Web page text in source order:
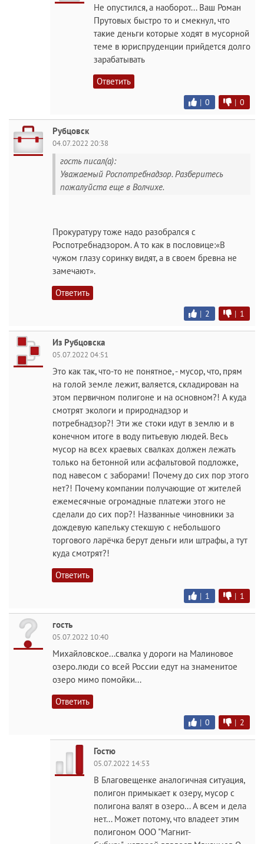
Не опустился, а наоборот... Ваш Роман
Прутовых быстро то и смекнул, что
такие деньги которые ходят в мусорной
теме в юриспруденции прийдется долго
зарабатывать
Ответить
| 0 | 0
Рубцовск
04.07.2022 20:38
гость писал(а):
Уважаемый Роспотребнадзор. Разберитесь
пожалуйста еще в Волчихе.
Прокуратуру тоже надо разобрался с
Роспотребнадзором. А то как в пословице:«В
чужом глазу соринку видят, а в своем бревна не
замечают».
Ответить
| 2 | 1
Из Рубцовска
05.07.2022 04:51
Это как так, что-то не понятное, - мусор, что, прям
на голой земле лежит, валяется, складирован на
этом первичном полигоне и на основном?! А куда
смотрят экологи и природнадзор и
потребнадзор?! Эти же стоки идут в землю и в
конечном итоге в воду питьевую людей. Весь
мусор на всех краевых свалках должен лежать
только на бетонной или асфальтовой подложке,
под навесом с заборами! Почему до сих пор этого
нет?! Почему компании получающие от жителей
ежемесячные огромадные платежи этого не
сделали до сих пор?! Названные чиновники за
дождевую капельку стекшую с небольшого
торгового ларёчка берут деньги или штрафы, а тут
куда смотрят?!
Ответить
| 1 | 1
гость
05.07.2022 10:40
Михайловское...свалка у дороги на Малиновое
озеро.люди со всей России едут на знаменитое
озеро мимо помойки...
Ответить
| 0 | 2
Гостю
05.07.2022 14:53
В Благовещенке аналогичная ситуация,
полигон примыкает к озеру, мусор с
полигона валят в озеро... А всем и дела
нет... Может потому, что владеет этим
полигоном ООО "Магнит-